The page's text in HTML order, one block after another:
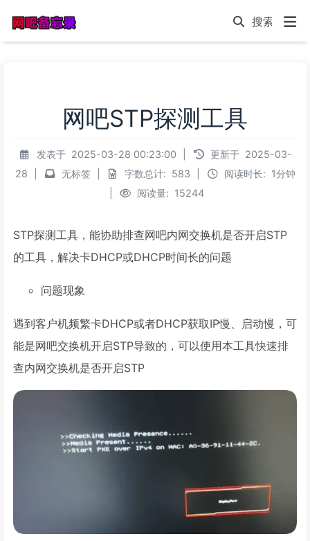
网吧STP探测工具
发表于 2025-03-28 00:23:00 更新于 2025-03-
28
无标签 字数总计: 583 阅读时长: 1分钟
阅读量: 15244
STP探测工具，能协助排查网吧内网交换机是否开启STP
的工具，解决卡DHCP或DHCP时间长的问题
问题现象
遇到客户机频繁卡DHCP或者DHCP获取IP慢、启动慢，可
能是网吧交换机开启STP导致的，可以使用本工具快速排
查内网交换机是否开启STP